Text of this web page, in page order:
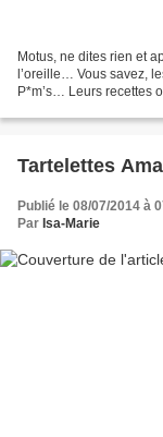
Motus, ne dites rien et
l’oreille… Vous savez,
P*m’s… Leurs recettes
Tartelettes
Publié le 08/07/2014 à
Par Isa-Marie